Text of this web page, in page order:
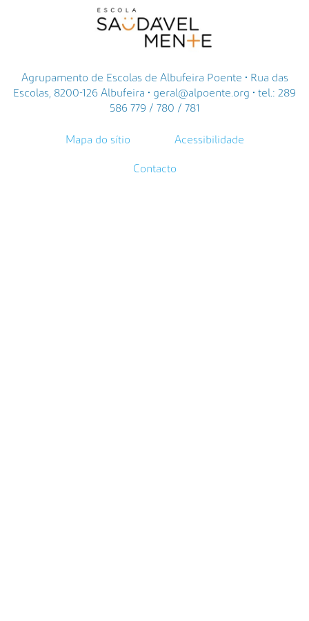
Agrupamento de Escolas de Albufeira Poente • Rua das
Escolas, 8200-126 Albufeira • geral@alpoente.org • tel.: 289
586 779 / 780 / 781
Mapa do sítio Acessibilidade
Contacto